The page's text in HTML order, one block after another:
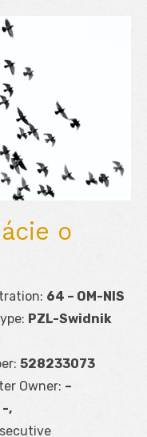
o
64 – OM-NIS
PZL-Swidnik
528233073
Owner: –
-,